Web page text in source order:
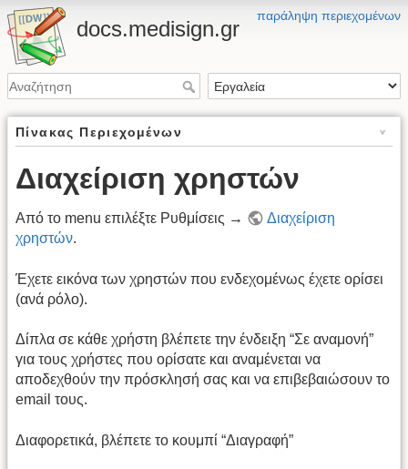
παράληψη περιεχομένων
docs.medisign.gr
Πίνακας Περιεχομένων
Διαχείριση χρηστών
Από το menu επιλέξτε Ρυθμίσεις →
Διαχείριση
χρηστών.
Έχετε εικόνα των χρηστών που ενδεχομένως έχετε ορίσει
(ανά ρόλο).
Δίπλα σε κάθε χρήστη βλέπετε την ένδειξη “Σε αναμονή”
για τους χρήστες που ορίσατε και αναμένεται να
αποδεχθούν την πρόσκλησή σας και να επιβεβαιώσουν το
email τους.
Διαφορετικά, βλέπετε το κουμπί “Διαγραφή”